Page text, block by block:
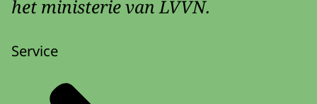
het ministerie van LVVN.
Service